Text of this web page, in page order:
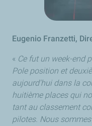
Eugenio Franzetti,
« Ce fut un week-end
Pole position et
aujourd'hui dans la
huitième places qui
tant au classement
pilotes. Nous